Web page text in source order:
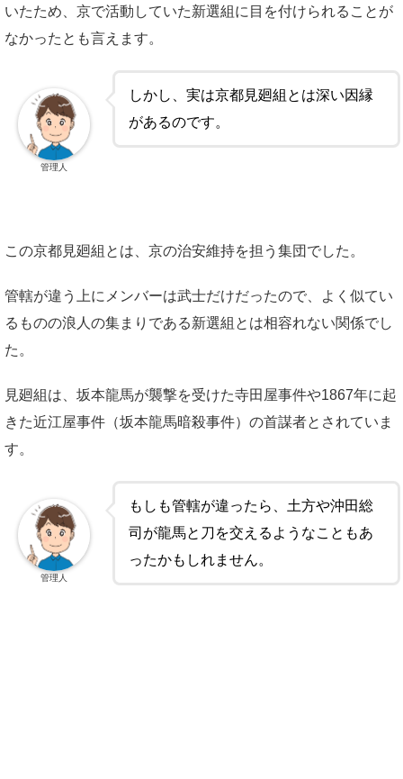
いたため、京で活動していた新選組に目を付けられることが
なかったとも言えます。
しかし、実は京都見廻組とは深い因縁
があるのです。
管理人
この京都見廻組とは、京の治安維持を担う集団でした。
管轄が違う上にメンバーは武士だけだったので、よく似てい
るものの浪人の集まりである新選組とは相容れない関係でし
た。
見廻組は、坂本龍馬が襲撃を受けた寺田屋事件や1867年に起
きた近江屋事件（坂本龍馬暗殺事件）の首謀者とされていま
す。
もしも管轄が違ったら、土方や沖田総
司が龍馬と刀を交えるようなこともあ
ったかもしれません。
管理人